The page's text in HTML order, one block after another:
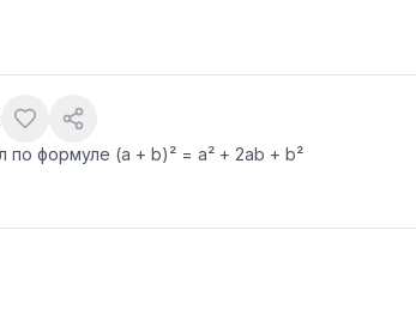
формуле (a + b)² = a² + 2ab + b²